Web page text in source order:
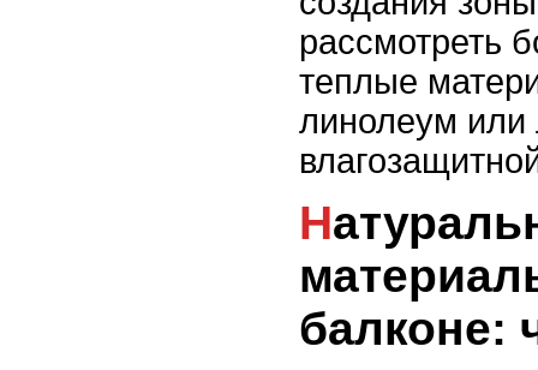
рассмотреть
теплые
линолеум или
Натуральные
балконе: